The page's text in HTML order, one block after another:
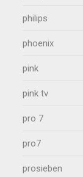
philips
phoenix
pink
pink tv
pro 7
pro7
prosieben